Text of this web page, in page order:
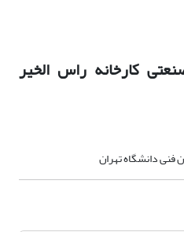
کارخانه راس الخیر
دانشگاه تهران